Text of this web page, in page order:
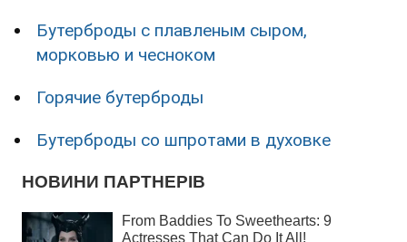
Бутерброды с плавленым сыром,
морковью и чесноком
Горячие бутерброды
Бутерброды со шпротами в духовке